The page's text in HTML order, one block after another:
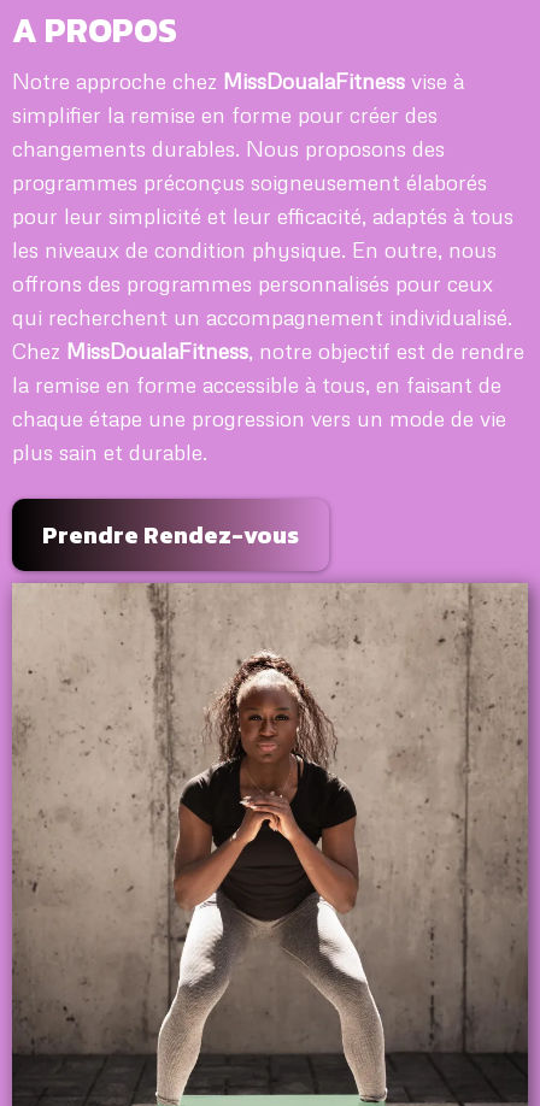
A PROPOS
Notre approche chez MissDoualaFitness vise à
simplifier la remise en forme pour créer des
changements durables. Nous proposons des
programmes préconçus soigneusement élaborés
pour leur simplicité et leur efficacité, adaptés à tous
les niveaux de condition physique. En outre, nous
offrons des programmes personnalisés pour ceux
qui recherchent un accompagnement individualisé.
Chez MissDoualaFitness, notre objectif est de rendre
la remise en forme accessible à tous, en faisant de
chaque étape une progression vers un mode de vie
plus sain et durable.
Prendre Rendez-vous